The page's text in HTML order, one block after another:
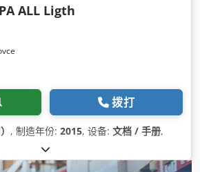
PA ALL Ligth
拨打
, 制造年份: 2015, 设备: 文档 / 手册,